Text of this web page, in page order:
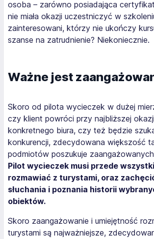
osoba – zarówno posiadająca
nie miała okazji uczestniczyć w
zainteresowani, którzy nie ukończy
szanse na zatrudnienie? Niekoniecznie.
Ważne jest
Skoro od pilota wycieczek w dużej
czy klient powróci przy najbliższej
konkretnego biura, czy też będzie
konkurencji, zdecydowana większość
podmiotów poszukuje
Pilot wycieczek musi przede
rozmawiać z turystami, oraz
słuchania i poznania historii
obiektów.
Skoro zaangażowanie i umiejętność
turystami są najważniejsze,